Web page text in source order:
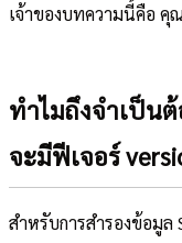
เจ้าของบทความนี้คือ คุณ
ทำไมถึงจำเป็นต้
จะมีฟีเจอร์
สำหรับการสำรองข้อมูล